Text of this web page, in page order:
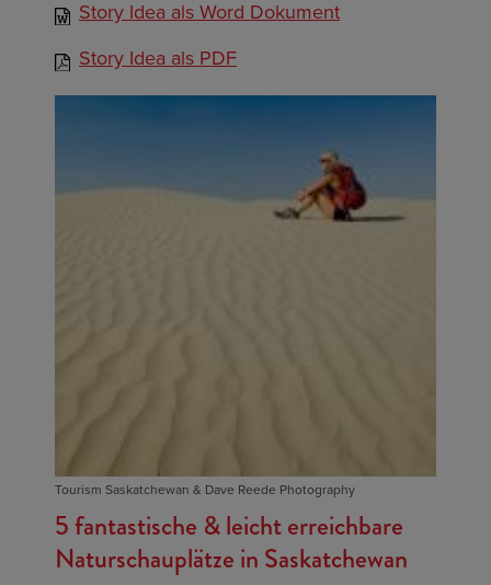
Story Idea als Word Dokument
Story Idea als PDF
Tourism Saskatchewan & Dave Reede Photography
5 fantastische & leicht erreichbare
Naturschauplätze in Saskatchewan